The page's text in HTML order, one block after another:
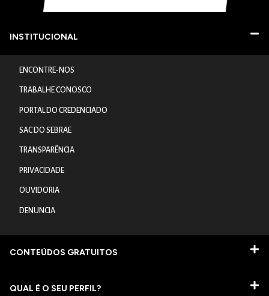
INSTITUCIONAL
ENCONTRE-NOS
TRABALHE CONOSCO
PORTAL DO CREDENCIADO
SAC DO SEBRAE
TRANSPARÊNCIA
PRIVACIDADE
OUVIDORIA
DENUNCIA
CONTEÚDOS GRATUITOS
QUAL É O SEU PERFIL?